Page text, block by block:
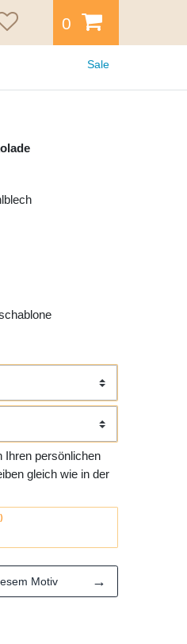
0
Sale
Ihren persönlichen
gleich wie in der
Motiv →